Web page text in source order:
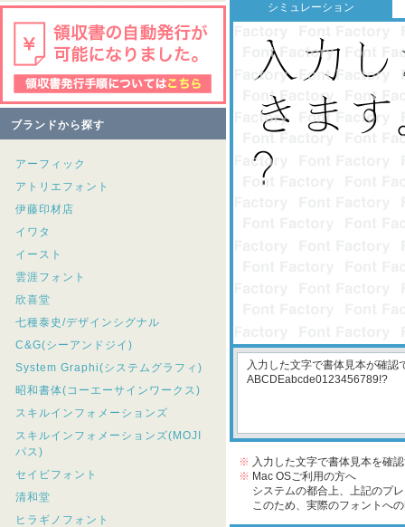
ブランドから探す
アーフィック
アトリエフォント
伊藤印材店
イワタ
イースト
雲涯フォント
欣喜堂
七種泰史/デザインシグナル
C&G(シーアンドジイ)
System Graphi(システムグラフィ)
昭和書体(コーエーサインワークス)
スキルインフォメーションズ
スキルインフォメーションズ(MOJI
パス)
セイビフォント
清和堂
ヒラギノフォント
シミュレーション
※ 入力した文字で書体見本を確
※ Mac OSご利用の方へ
システムの都合上、上記のプ
このため、実際のフォントへの